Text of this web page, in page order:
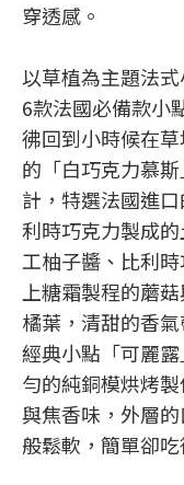
穿透感。
以草植為主題法
6款法國必備款小
彿回到小時候在
的「白巧克力慕
計，特選法國進
利時巧克力製成
工柚子醬、比利
上糖霜製程的蘑
橘葉，清甜的香
經典小點「可麗
勻的純銅模烘烤
與焦香味，外層
般鬆軟，簡單卻